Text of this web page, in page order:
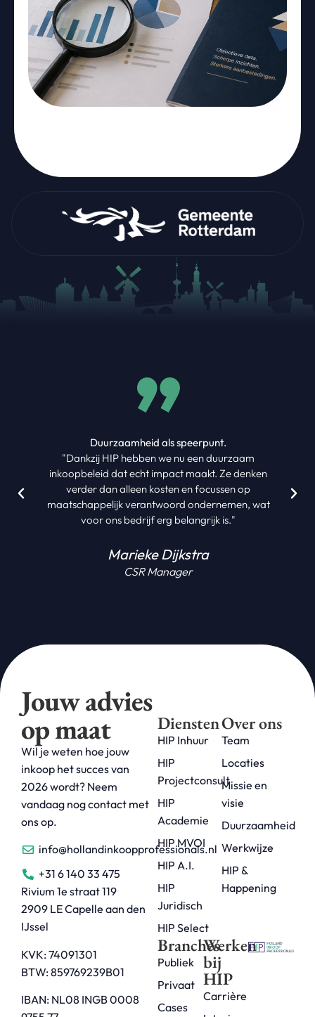
Duurzaamheid als speerpunt.
"Dankzij HIP hebben we nu een duurzaam
inkoopbeleid dat echt impact maakt. Ze denken
verder dan alleen kosten en focussen op
maatschappelijk verantwoord ondernemen, wat
voor ons bedrijf erg belangrijk is."
Marieke Dijkstra
CSR Manager
Jouw advies
op maat
Wil je weten hoe jouw
inkoop het succes van
2026 wordt? Neem
vandaag nog contact met
ons op.
info@hollandinkoopprofessionals.nl
+31 6 140 33 475
Rivium 1e straat 119
2909 LE Capelle aan den
IJssel
KVK: 74091301
BTW: 859769239B01
IBAN: NL08 INGB 0008
Diensten
HIP Inhuur
HIP
Projectconsult
HIP
Academie
HIP MVOI
HIP A.I.
HIP
Juridisch
HIP Select
Over ons
Team
Locaties
Missie en
visie
Duurzaamheid
Werkwijze
HIP &
Happening
Branches
Publiek
Privaat
Cases
Werken
bij
HIP
Carrière